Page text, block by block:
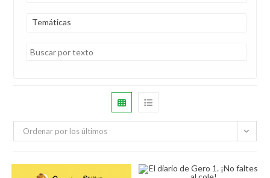
Temáticas
Ordenar por los últimos